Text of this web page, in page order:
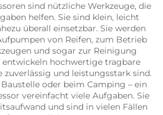
sind nützliche Werkzeuge, die
helfen. Sie sind klein, leicht
überall einsetzbar. Sie werden
von Reifen, zum Betrieb
und sogar zur Reinigung
entwickeln hochwertige tragbare
zuverlässig und leistungsstark sind.
oder beim Camping – ein
vereinfacht viele Aufgaben. Sie
und sind in vielen Fällen